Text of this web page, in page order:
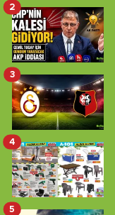
2
3
4
5